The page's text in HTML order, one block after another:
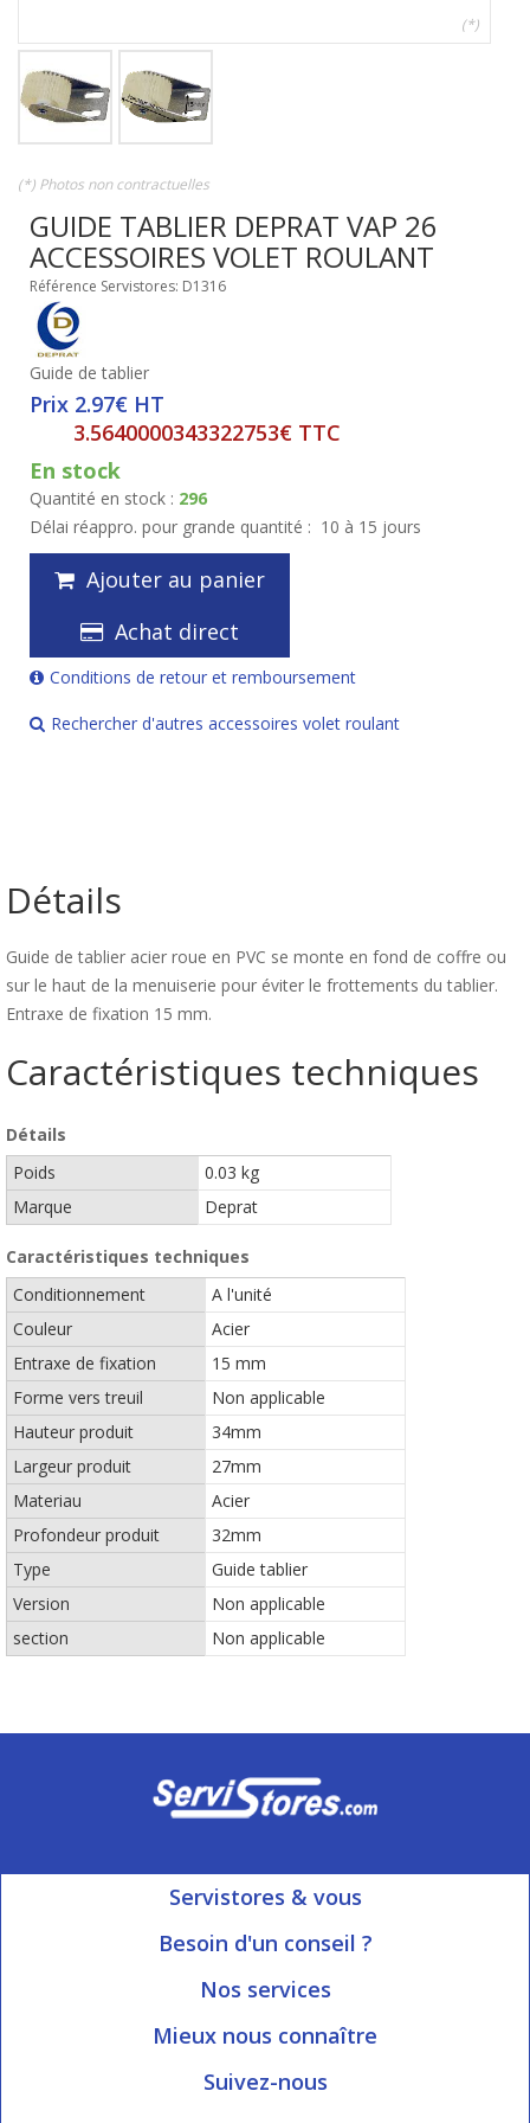
(*)
(*) Photos non contractuelles
GUIDE TABLIER DEPRAT VAP 26
ACCESSOIRES VOLET ROULANT
Référence Servistores: D1316
Guide de tablier
Prix 2.97€ HT
3.5640000343322753€ TTC
En stock
Quantité en stock : 296
Délai réappro. pour grande quantité : 10 à 15 jours
Ajouter au panier
Achat direct
Conditions de retour et remboursement
Rechercher d'autres accessoires volet roulant
Détails
Guide de tablier acier roue en PVC se monte en fond de coffre ou
sur le haut de la menuiserie pour éviter le frottements du tablier.
Entraxe de fixation 15 mm.
Caractéristiques techniques
Détails
Poids
0.03 kg
Marque
Deprat
Caractéristiques techniques
Conditionnement
A l'unité
Couleur
Acier
Entraxe de fixation
15 mm
Forme vers treuil
Non applicable
Hauteur produit
34mm
Largeur produit
27mm
Materiau
Acier
Profondeur produit
32mm
Type
Guide tablier
Version
Non applicable
section
Non applicable
Servistores & vous
Mon compte
Besoin d'un conseil ?
Ouvert du Lundi au Vendredi
Nos services
Informations livraison
Blog Servistores
Mieux nous connaître
Qui sommes-nous?
Suivez-nous